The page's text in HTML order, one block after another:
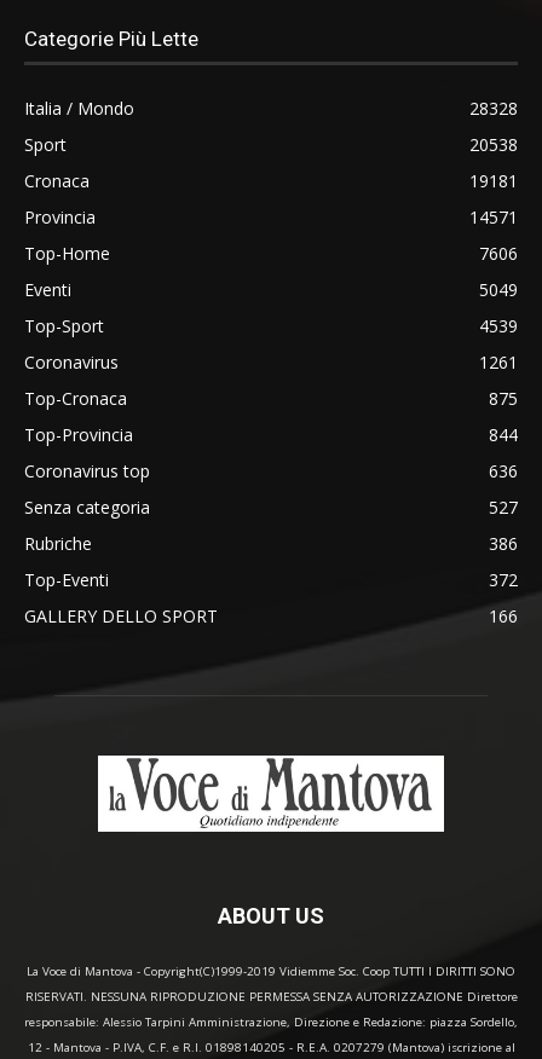
Categorie Più Lette
Italia / Mondo
28328
Sport
20538
Cronaca
19181
Provincia
14571
Top-Home
7606
Eventi
5049
Top-Sport
4539
Coronavirus
1261
Top-Cronaca
875
Top-Provincia
844
Coronavirus top
636
Senza categoria
527
Rubriche
386
Top-Eventi
372
GALLERY DELLO SPORT
166
ABOUT US
La Voce di Mantova - Copyright(C)1999-2019 Vidiemme Soc. Coop TUTTI I DIRITTI SONO
RISERVATI. NESSUNA RIPRODUZIONE PERMESSA SENZA AUTORIZZAZIONE Direttore
responsabile: Alessio Tarpini Amministrazione, Direzione e Redazione: piazza Sordello,
12 - Mantova - P.IVA, C.F. e R.I. 01898140205 - R.E.A. 0207279 (Mantova) iscrizione al